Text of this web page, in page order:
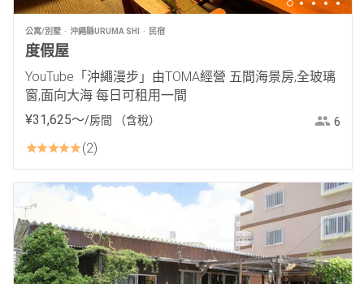
公寓/別墅 沖繩縣URUMA SHI 民宿
度假屋
YouTube「沖繩漫步」由TOMA經營 五間海景房,全玻璃
窗,面向大海 每日可租用一間
¥31,625〜/房間 （含稅） 6
2